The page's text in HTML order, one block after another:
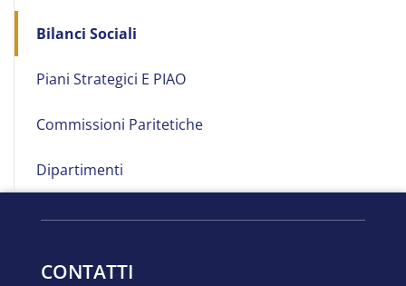
Bilanci Sociali
Piani Strategici E PIAO
Commissioni Paritetiche
Dipartimenti
CONTATTI